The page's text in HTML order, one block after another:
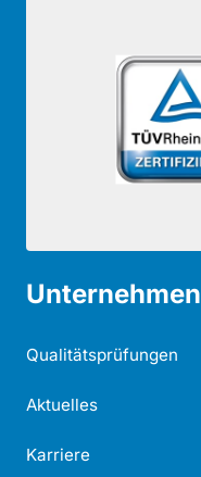
Unternehmen
Qualitätsprüfungen
Aktuelles
Karriere